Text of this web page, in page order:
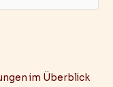
im Überblick